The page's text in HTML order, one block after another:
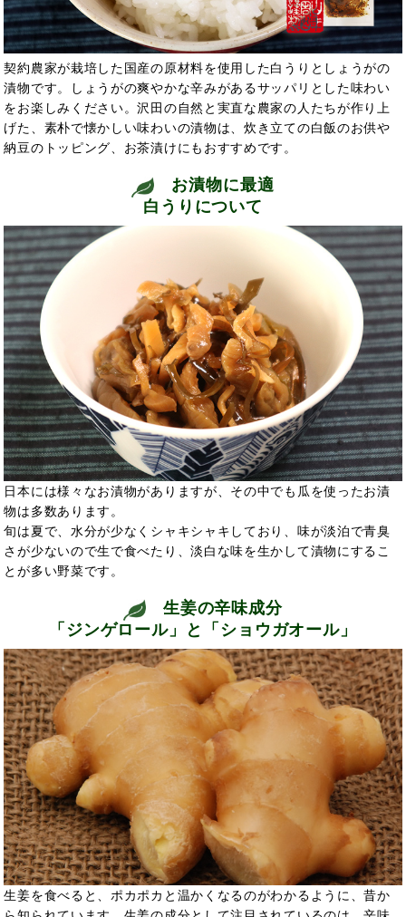
契約農家が栽培した国産の原材料を使用した白うりとしょうがの
漬物です。しょうがの爽やかな辛みがあるサッパリとした味わい
をお楽しみください。沢田の自然と実直な農家の人たちが作り上
げた、素朴で懐かしい味わいの漬物は、炊き立ての白飯のお供や
納豆のトッピング、お茶漬けにもおすすめです。
お漬物に最適
白うりについて
日本には様々なお漬物がありますが、その中でも瓜を使ったお漬
物は多数あります。
旬は夏で、水分が少なくシャキシャキしており、味が淡泊で青臭
さが少ないので生で食べたり、淡白な味を生かして漬物にするこ
とが多い野菜です。
生姜の辛味成分
「ジンゲロール」と「ショウガオール」
生姜を食べると、ポカポカと温かくなるのがわかるように、昔か